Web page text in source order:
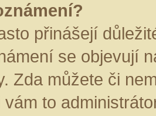
přinášejí
se objevují
Zda můžete či
vám to